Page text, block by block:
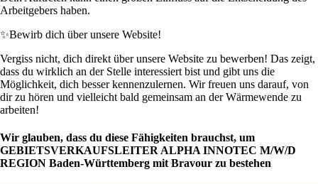
Arbeitgebers haben.
✨Bewirb dich über unsere Website!
Vergiss nicht, dich direkt über unsere Website zu bewerben! Das zeigt,
dass du wirklich an der Stelle interessiert bist und gibt uns die
Möglichkeit, dich besser kennenzulernen. Wir freuen uns darauf, von
dir zu hören und vielleicht bald gemeinsam an der Wärmewende zu
arbeiten!
Wir glauben, dass du diese Fähigkeiten brauchst, um
GEBIETSVERKAUFSLEITER ALPHA INNOTEC M/W/D
REGION Baden-Württemberg mit Bravour zu bestehen